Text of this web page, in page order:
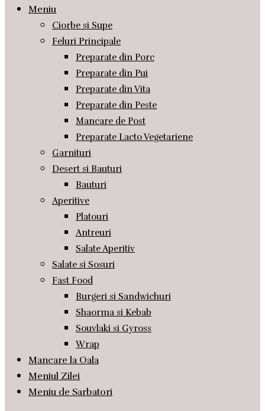
Meniu
Ciorbe si Supe
Feluri Principale
Preparate din Porc
Preparate din Pui
Preparate din Vita
Preparate din Peste
Mancare de Post
Preparate Lacto Vegetariene
Garnituri
Desert si Bauturi
Bauturi
Aperitive
Platouri
Antreuri
Salate Aperitiv
Salate si Sosuri
Fast Food
Burgeri si Sandwichuri
Shaorma si Kebab
Souvlaki si Gyross
Wrap
Mancare la Oala
Meniul Zilei
Meniu de Sarbatori